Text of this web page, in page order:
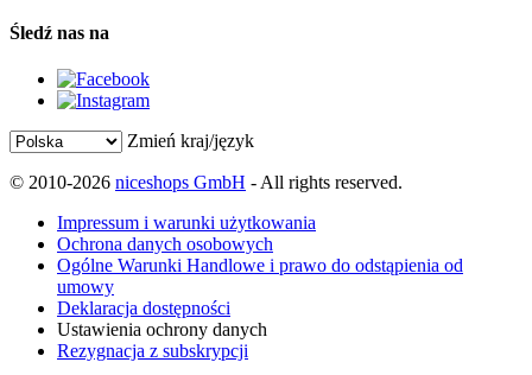
Śledź nas na
Zmień kraj/język
© 2010-2026 niceshops GmbH - All rights reserved.
Impressum i warunki użytkowania
Ochrona danych osobowych
Ogólne Warunki Handlowe i prawo do odstąpienia od
umowy
Deklaracja dostępności
Ustawienia ochrony danych
Rezygnacja z subskrypcji